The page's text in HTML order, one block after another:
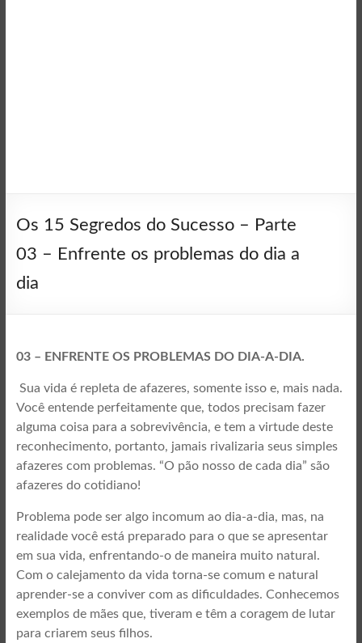
Os 15 Segredos do Sucesso – Parte
03 – Enfrente os problemas do dia a
dia
03 – ENFRENTE OS PROBLEMAS DO DIA-A-DIA.
Sua vida é repleta de afazeres, somente isso e, mais nada.
Você entende perfeitamente que, todos precisam fazer
alguma coisa para a sobrevivência, e tem a virtude deste
reconhecimento, portanto, jamais rivalizaria seus simples
afazeres com problemas. “O pão nosso de cada dia” são
afazeres do cotidiano!
Problema pode ser algo incomum ao dia-a-dia, mas, na
realidade você está preparado para o que se apresentar
em sua vida, enfrentando-o de maneira muito natural.
Com o calejamento da vida torna-se comum e natural
aprender-se a conviver com as dificuldades. Conhecemos
exemplos de mães que, tiveram e têm a coragem de lutar
para criarem seus filhos.